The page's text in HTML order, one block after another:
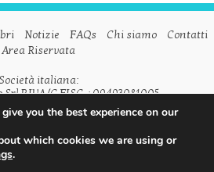
Notizie FAQs Chi siamo
Contatti
Area Riservata
Società italiana:
P.IVA/C.FISC. : 09493081005
Società inglese:
Ltd VAT n. GB798542175
Seguici su
you the best experience on our
which cookies we are using or
.